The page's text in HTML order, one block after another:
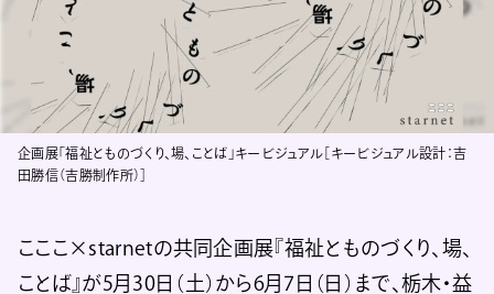
企画展「福祉とものづくり、場、ことば」キービジュアル［キービジュアル設計：吉
田勝信（吉勝制作所）］
こここ×starnetの共同企画展『福祉とものづくり、場、
ことば』が5月30日（土）から6月7日（日）まで、栃木・益